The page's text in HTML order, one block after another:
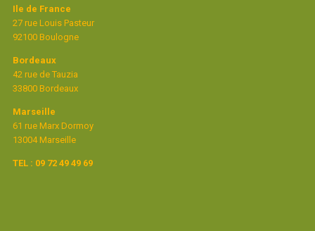
Ile de France
27 rue Louis Pasteur
92100 Boulogne
Bordeaux
42 rue de Tauzia
33800 Bordeaux
Marseille
61 rue Marx Dormoy
13004 Marseille
TEL : 09 72 49 49 69